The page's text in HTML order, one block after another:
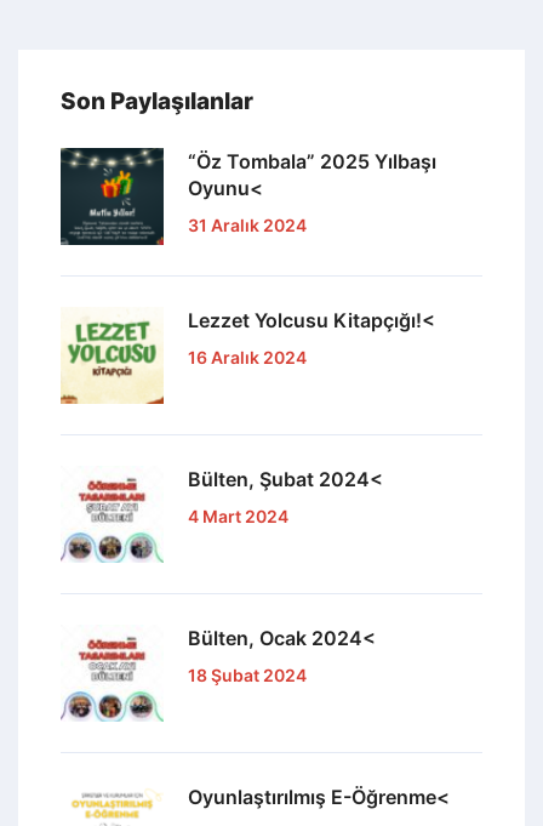
Son Paylaşılanlar
“Öz Tombala” 2025 Yılbaşı
Oyunu<
31 Aralık 2024
Lezzet Yolcusu Kitapçığı!<
16 Aralık 2024
Bülten, Şubat 2024<
4 Mart 2024
Bülten, Ocak 2024<
18 Şubat 2024
Oyunlaştırılmış E-Öğrenme<